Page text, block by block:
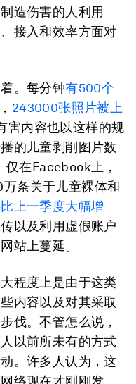
造伤害的人利用
接入和效率方面对
。每分钟有500个
， 243000张照片被上
害内容也以这样的规
的儿童剥削图片数
仅在Facebook上，
条关于儿童裸体和
上一季度大幅增
以及利用虚假账户
站上蔓延。
程度上是由于这类
内容以及对其采取
伐。不管怎么说，
以前所未有的方式
。许多人认为，这
络现在才刚刚发